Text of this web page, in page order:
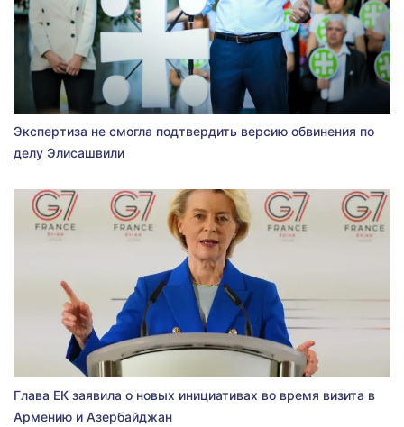
Экспертиза не смогла подтвердить версию обвинения по
делу Элисашвили
Глава ЕК заявила о новых инициативах во время визита в
Армению и Азербайджан